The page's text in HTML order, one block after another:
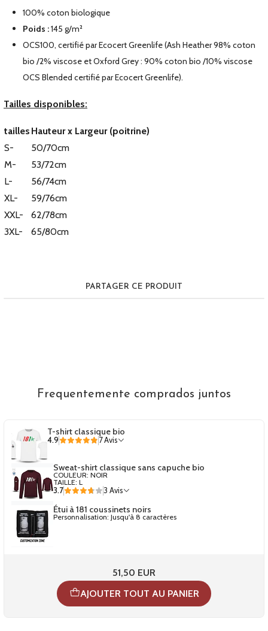
100% coton biologique
Poids :145 g/m²
OCS100, certifié par Ecocert Greenlife (Ash Heather 98% coton
bio /2% viscose et Oxford Grey : 90% coton bio /10% viscose
OCS Blended certifié par Ecocert Greenlife).
Tailles disponibles:
tailles Hauteur x Largeur (poitrine)
S-
50/70cm
M-
53/72cm
L-
56/74cm
XL-
59/76cm
XXL-
62/78cm
3XL-
65/80cm
PARTAGER CE PRODUIT
Frequentemente comprados juntos
T-shirt classique bio
4.9 7 Avis
Sweat-shirt classique sans capuche bio
COULEUR: NOIR
TAILLE: L
3.7
3 Avis
Étui à 181 coussinets noirs
Personnalisation: Jusqu'à 8 caractères
51,50 EUR
AJOUTER TOUT AU PANIER